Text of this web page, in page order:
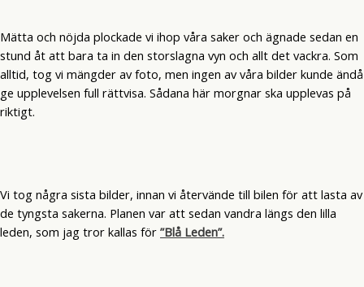
Mätta och nöjda plockade vi ihop våra saker och ägnade sedan en
stund åt att bara ta in den storslagna vyn och allt det vackra. Som
alltid, tog vi mängder av foto, men ingen av våra bilder kunde ändå
ge upplevelsen full rättvisa. Sådana här morgnar ska upplevas på
riktigt.
Vi tog några sista bilder, innan vi återvände till bilen för att lasta av
de tyngsta sakerna. Planen var att sedan vandra längs den lilla
leden, som jag tror kallas för ”Blå Leden”.